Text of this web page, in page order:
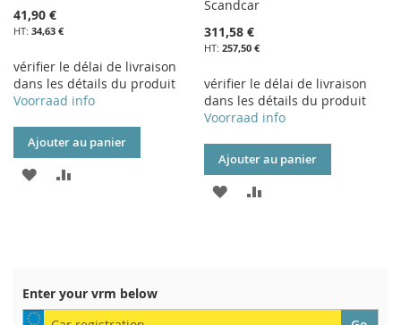
41,90 €
34,63 €
vérifier le délai de livraison
dans les détails du produit
Voorraad info
Ajouter au panier
AJOUTER
D’ENVIE
Scandcar
311,58 €
257,50 €
vérifier le délai de livraison
dans les détails du produit
Voorraad info
Ajouter au panier
AJOUTER
D’ENVIE
Enter your vrm below